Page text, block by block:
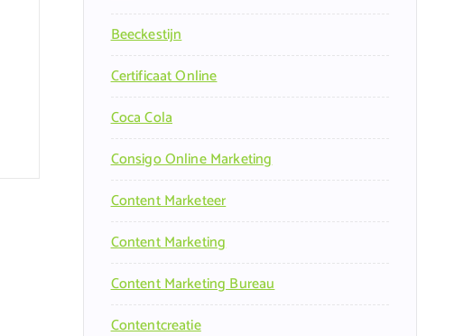
Beeckestijn
Certificaat Online
Coca Cola
Consigo Online Marketing
Content Marketeer
Content Marketing
Content Marketing Bureau
Contentcreatie